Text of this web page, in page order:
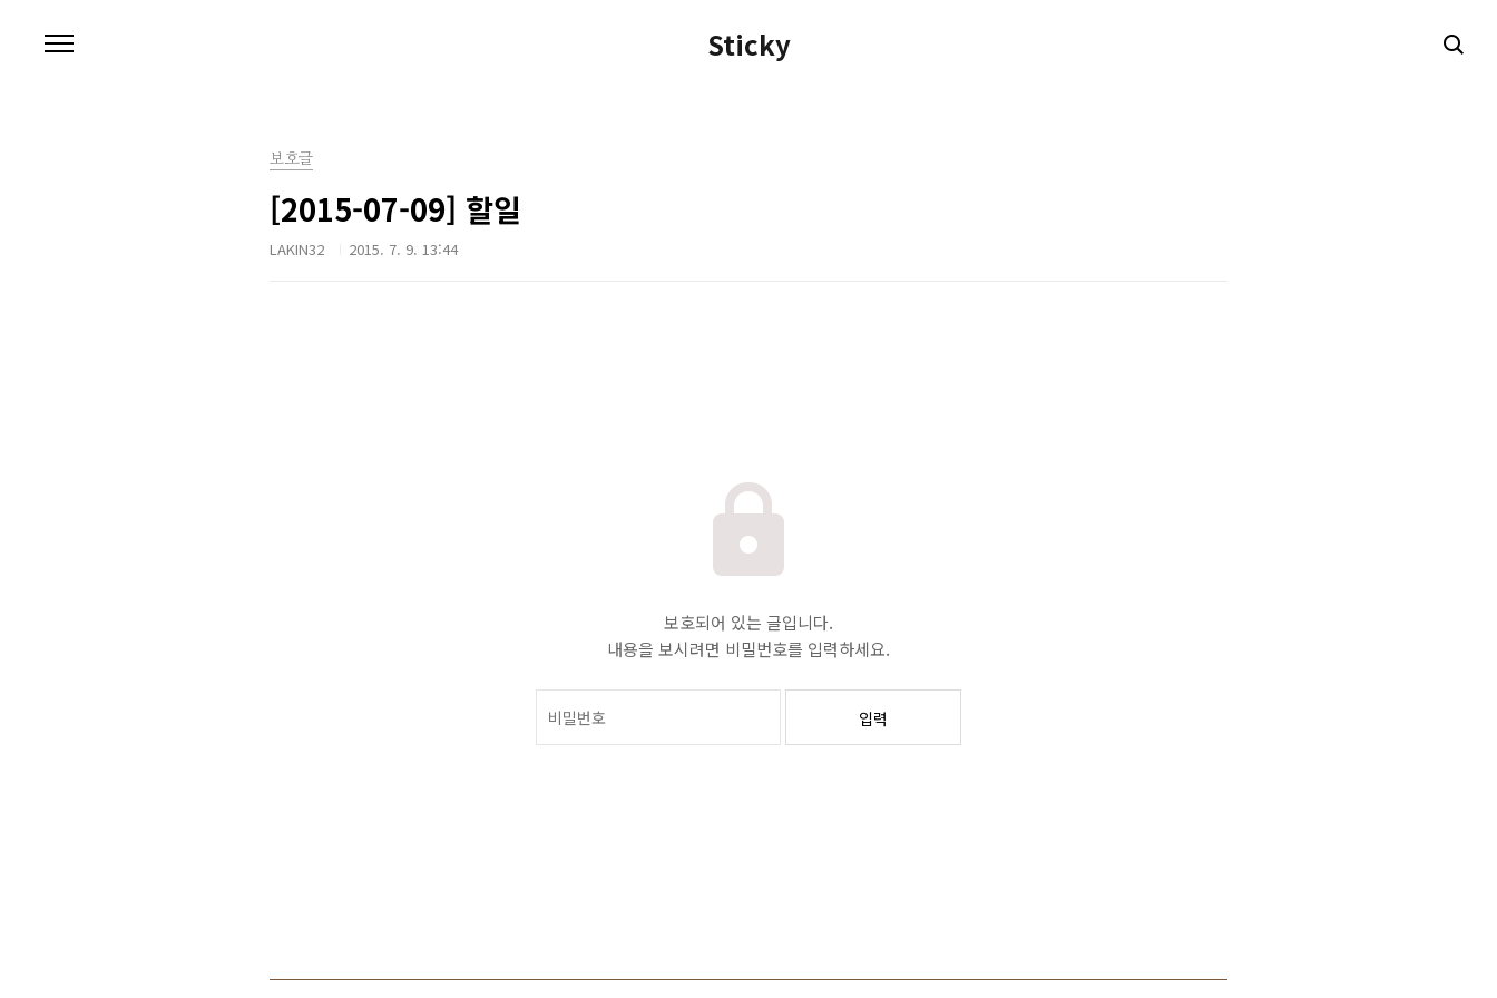
Sticky
보호글
[2015-07-09] 할일
LAKIN32 2015. 7. 9. 13:44
보호되어 있는 글입니다.
내용을 보시려면 비밀번호를 입력하세요.
입력